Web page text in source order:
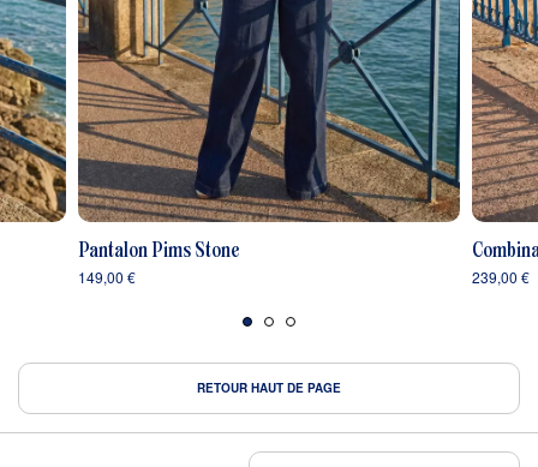
Pantalon Pims Stone
149,00 € 239,00 €
RETOUR HAUT DE PAGE